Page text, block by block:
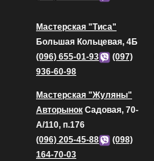
Мастерская "Тиса"
Большая Кольцевая, 4Б
(096) 655-01-93
(097)
936-60-98
Мастерская "Жуляны"
Авторынок Садовая, 70-
А/110, п.176
(096) 205-45-88
(098)
164-70-03